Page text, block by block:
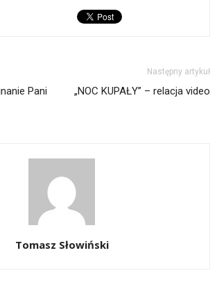
Pani
Następny artykuł
„NOC KUPAŁY” – relacja video
Tomasz Słowiński